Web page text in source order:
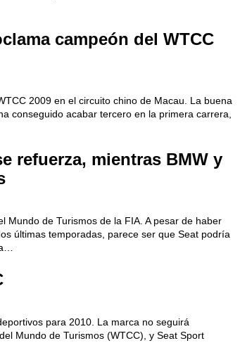
campeón del WTCC
2009 en el circuito chino de Macau. La buena
conseguido acabar tercero en la primera carrera,
refuerza, mientras BMW y
Mundo de Turismos de la FIA. A pesar de haber
últimas temporadas, parece ser que Seat podría
para 2010. La marca no seguirá
Mundo de Turismos (WTCC), y Seat Sport